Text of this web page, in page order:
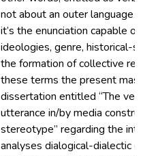
not about an outer language
it’s the enunciation capable
ideologies, genre, historical-
the formation of collective
these terms the present
dissertation entitled “The
utterance in/by media
stereotype” regarding the
analyses dialogical-dialectic